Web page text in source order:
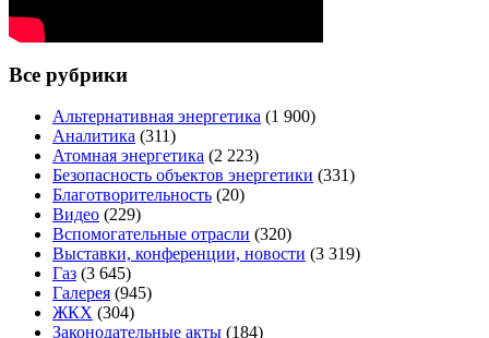
Все рубрики
Альтернативная энергетика (1 900)
Аналитика (311)
Атомная энергетика (2 223)
Безопасность объектов энергетики (331)
Благотворительность (20)
Видео (229)
Вспомогательные отрасли (320)
Выставки, конференции, новости (3 319)
Газ (3 645)
Галерея (945)
ЖКХ (304)
Законодательные акты (184)